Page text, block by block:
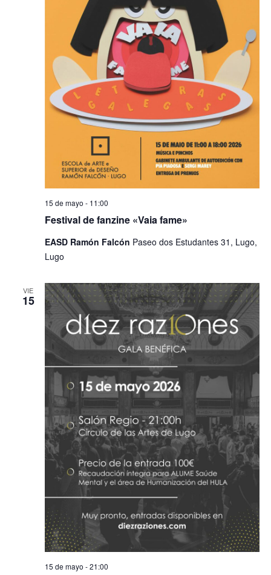
Festival de fanzine «Vaia fame»
15 de mayo - 11:00
EASD Ramón Falcón Paseo dos Estudantes 31, Lugo,
Lugo
VIE
15
15 de mayo - 21:00